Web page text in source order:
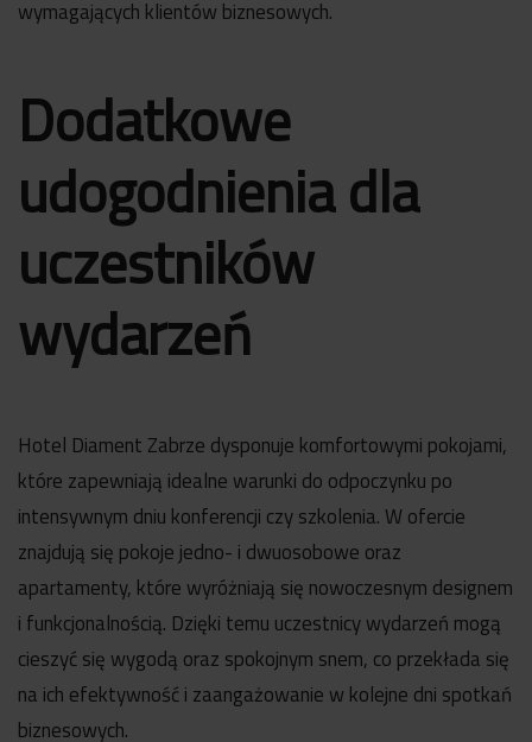
wymagających klientów biznesowych.
Dodatkowe
udogodnienia dla
uczestników
wydarzeń
Hotel Diament Zabrze dysponuje komfortowymi pokojami,
które zapewniają idealne warunki do odpoczynku po
intensywnym dniu konferencji czy szkolenia. W ofercie
znajdują się pokoje jedno- i dwuosobowe oraz
apartamenty, które wyróżniają się nowoczesnym designem
i funkcjonalnością. Dzięki temu uczestnicy wydarzeń mogą
cieszyć się wygodą oraz spokojnym snem, co przekłada się
na ich efektywność i zaangażowanie w kolejne dni spotkań
biznesowych.